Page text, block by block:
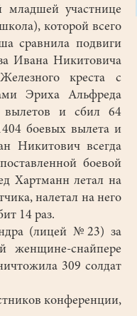
младшей участнице
которой всего
сравнила подвиги
Ивана Никитовича
креста с
Эриха Альфреда
вылетов и сбил 64
боевых вылета и
Никитович всегда
боевой
Хартманн летал на
налетал на него
14 раз.
(лицей №23) за
женщине-снайпере
309 солдат
конференции,